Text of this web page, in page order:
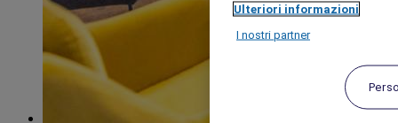
Ulteriori informazioni
I nostri partner